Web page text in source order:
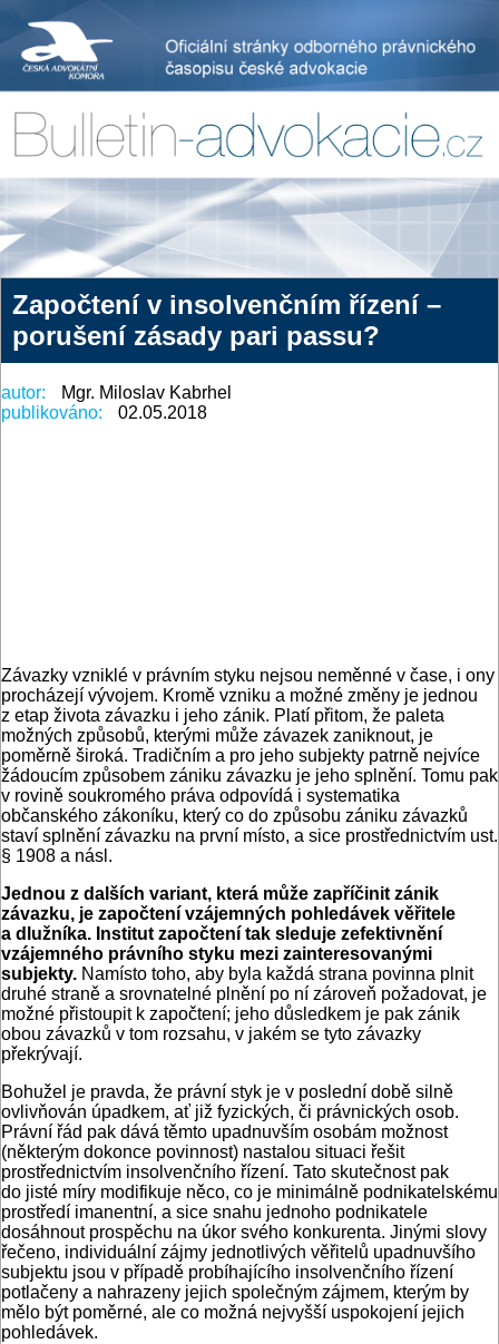
Započtení v insolvenčním řízení –
porušení zásady pari passu?
autor:
Mgr. Miloslav Kabrhel
publikováno:
02.05.2018
Závazky vzniklé v právním styku nejsou neměnné v čase, i ony
procházejí vývojem. Kromě vzniku a možné změny je jednou
z etap života závazku i jeho zánik. Platí přitom, že paleta
možných způsobů, kterými může závazek zaniknout, je
poměrně široká. Tradičním a pro jeho subjekty patrně nejvíce
žádoucím způsobem zániku závazku je jeho splnění. Tomu pak
v rovině soukromého práva odpovídá i systematika
občanského zákoníku, který co do způsobu zániku závazků
staví splnění závazku na první místo, a sice prostřednictvím ust.
§ 1908 a násl.
Jednou z dalších variant, která může zapříčinit zánik
závazku, je započtení vzájemných pohledávek věřitele
a dlužníka. Institut započtení tak sleduje zefektivnění
vzájemného právního styku mezi zainteresovanými
subjekty. Namísto toho, aby byla každá strana povinna plnit
druhé straně a srovnatelné plnění po ní zároveň požadovat, je
možné přistoupit k započtení; jeho důsledkem je pak zánik
obou závazků v tom rozsahu, v jakém se tyto závazky
překrývají.
Bohužel je pravda, že právní styk je v poslední době silně
ovlivňován úpadkem, ať již fyzických, či právnických osob.
Právní řád pak dává těmto upadnuvším osobám možnost
(některým dokonce povinnost) nastalou situaci řešit
prostřednictvím insolvenčního řízení. Tato skutečnost pak
do jisté míry modifikuje něco, co je minimálně podnikatelskému
prostředí imanentní, a sice snahu jednoho podnikatele
dosáhnout prospěchu na úkor svého konkurenta. Jinými slovy
řečeno, individuální zájmy jednotlivých věřitelů upadnuvšího
subjektu jsou v případě probíhajícího insolvenčního řízení
potlačeny a nahrazeny jejich společným zájmem, kterým by
mělo být poměrné, ale co možná nejvyšší uspokojení jejich
pohledávek.